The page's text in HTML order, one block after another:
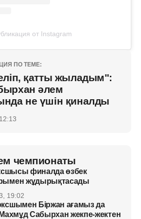
от Instagram
ПО ТЕМЕ:
қатты жыладым":
әлем
не үшін қиналды
чемпионаты
финалда өзбек
жұдырықтасады
19:02
Біржан ағамыз да
Сабырхан жекпе-жектен